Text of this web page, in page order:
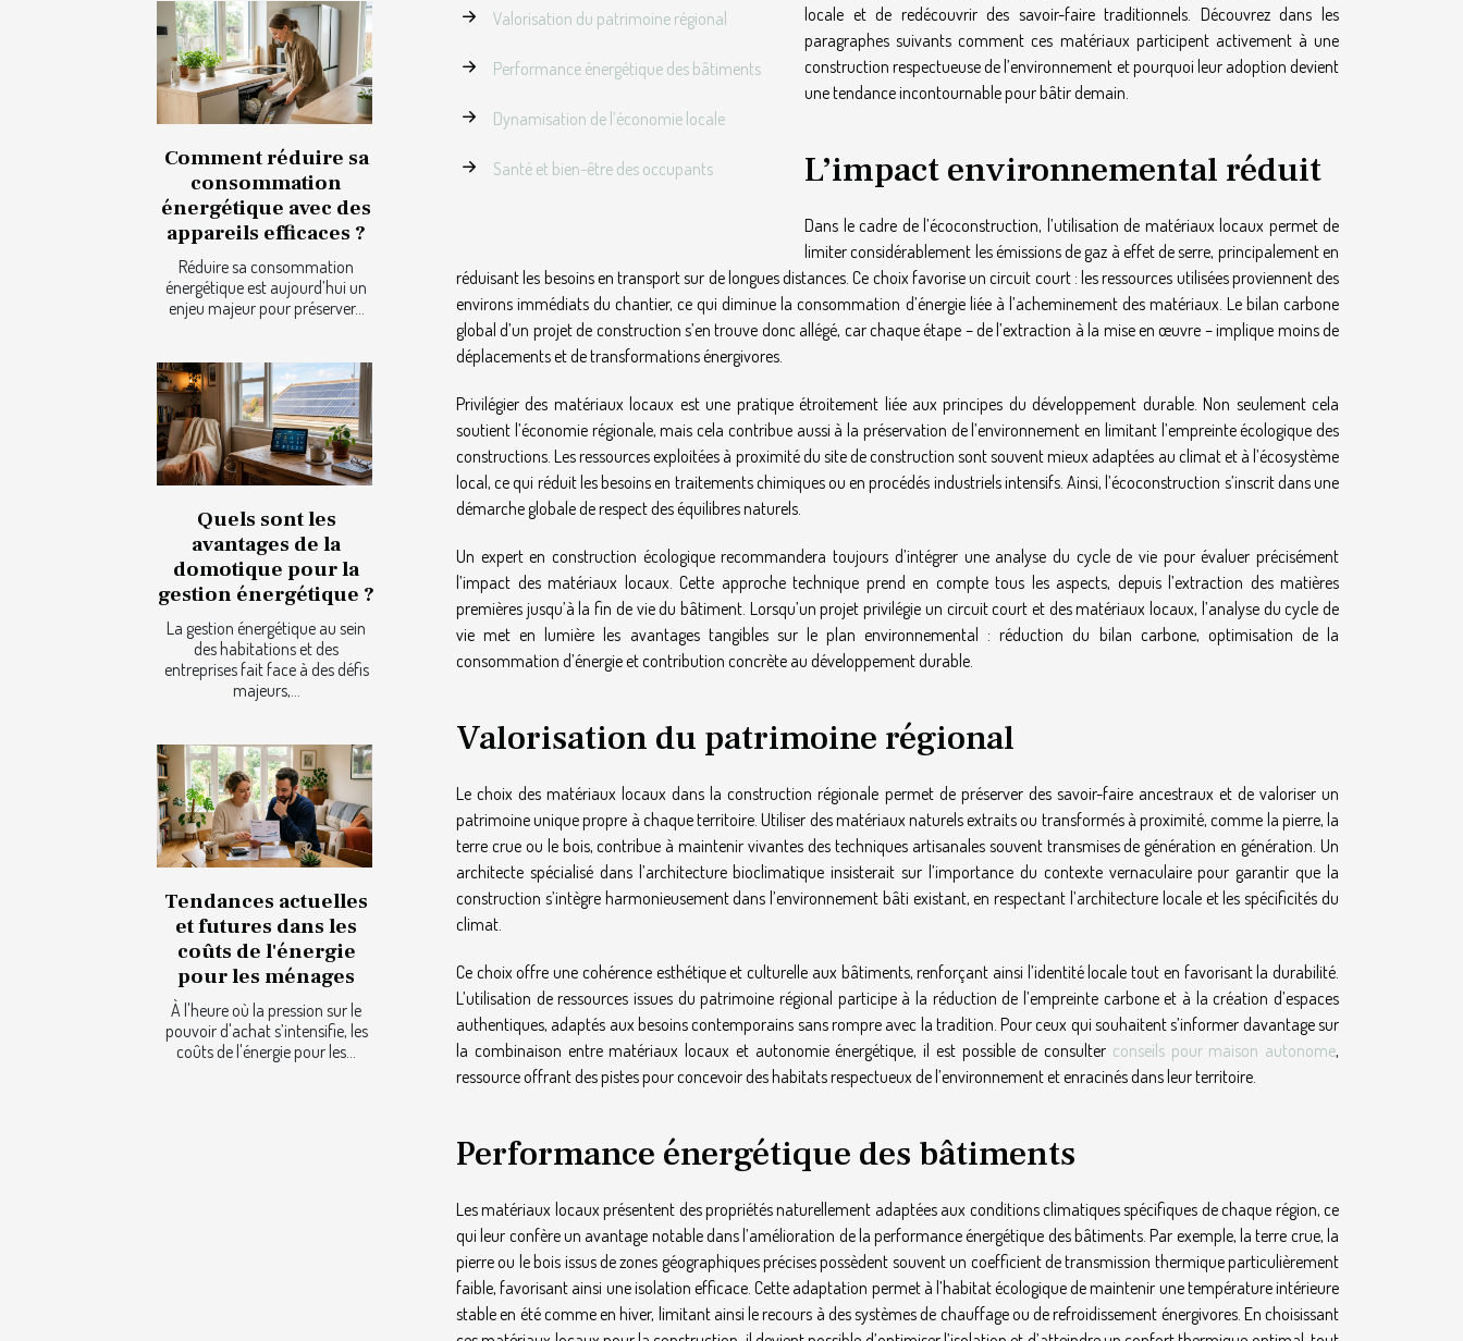
Comment réduire sa
consommation
énergétique avec des
appareils efficaces ?
Réduire sa consommation
énergétique est aujourd’hui un
enjeu majeur pour préserver...
Quels sont les
avantages de la
domotique pour la
gestion énergétique ?
La gestion énergétique au sein
des habitations et des
entreprises fait face à des défis
majeurs,...
Tendances actuelles
et futures dans les
coûts de l'énergie
pour les ménages
À l'heure où la pression sur le
pouvoir d'achat s’intensifie, les
coûts de l'énergie pour les...
Valorisation du patrimoine régional
Performance énergétique des bâtiments
Dynamisation de l’économie locale
Santé et bien-être des occupants
locale et de redécouvrir des savoir-faire traditionnels. Découvrez dans les
paragraphes suivants comment ces matériaux participent activement à une
construction respectueuse de l’environnement et pourquoi leur adoption devient
une tendance incontournable pour bâtir demain.
L’impact environnemental réduit
Dans le cadre de l’écoconstruction, l’utilisation de matériaux locaux permet de
limiter considérablement les émissions de gaz à effet de serre, principalement en
réduisant les besoins en transport sur de longues distances. Ce choix favorise un circuit court : les ressources utilisées proviennent des
environs immédiats du chantier, ce qui diminue la consommation d’énergie liée à l’acheminement des matériaux. Le bilan carbone
global d’un projet de construction s’en trouve donc allégé, car chaque étape – de l’extraction à la mise en œuvre – implique moins de
déplacements et de transformations énergivores.
Privilégier des matériaux locaux est une pratique étroitement liée aux principes du développement durable. Non seulement cela
soutient l’économie régionale, mais cela contribue aussi à la préservation de l’environnement en limitant l’empreinte écologique des
constructions. Les ressources exploitées à proximité du site de construction sont souvent mieux adaptées au climat et à l’écosystème
local, ce qui réduit les besoins en traitements chimiques ou en procédés industriels intensifs. Ainsi, l’écoconstruction s’inscrit dans une
démarche globale de respect des équilibres naturels.
Un expert en construction écologique recommandera toujours d’intégrer une analyse du cycle de vie pour évaluer précisément
l’impact des matériaux locaux. Cette approche technique prend en compte tous les aspects, depuis l’extraction des matières
premières jusqu’à la fin de vie du bâtiment. Lorsqu’un projet privilégie un circuit court et des matériaux locaux, l’analyse du cycle de
vie met en lumière les avantages tangibles sur le plan environnemental : réduction du bilan carbone, optimisation de la
consommation d’énergie et contribution concrète au développement durable.
Valorisation du patrimoine régional
Le choix des matériaux locaux dans la construction régionale permet de préserver des savoir-faire ancestraux et de valoriser un
patrimoine unique propre à chaque territoire. Utiliser des matériaux naturels extraits ou transformés à proximité, comme la pierre, la
terre crue ou le bois, contribue à maintenir vivantes des techniques artisanales souvent transmises de génération en génération. Un
architecte spécialisé dans l’architecture bioclimatique insisterait sur l’importance du contexte vernaculaire pour garantir que la
construction s’intègre harmonieusement dans l’environnement bâti existant, en respectant l’architecture locale et les spécificités du
climat.
Ce choix offre une cohérence esthétique et culturelle aux bâtiments, renforçant ainsi l’identité locale tout en favorisant la durabilité.
L’utilisation de ressources issues du patrimoine régional participe à la réduction de l’empreinte carbone et à la création d’espaces
authentiques, adaptés aux besoins contemporains sans rompre avec la tradition. Pour ceux qui souhaitent s’informer davantage sur
la combinaison entre matériaux locaux et autonomie énergétique, il est possible de consulter conseils pour maison autonome,
ressource offrant des pistes pour concevoir des habitats respectueux de l’environnement et enracinés dans leur territoire.
Performance énergétique des bâtiments
Les matériaux locaux présentent des propriétés naturellement adaptées aux conditions climatiques spécifiques de chaque région, ce
qui leur confère un avantage notable dans l’amélioration de la performance énergétique des bâtiments. Par exemple, la terre crue, la
pierre ou le bois issus de zones géographiques précises possèdent souvent un coefficient de transmission thermique particulièrement
faible, favorisant ainsi une isolation efficace. Cette adaptation permet à l’habitat écologique de maintenir une température intérieure
stable en été comme en hiver, limitant ainsi le recours à des systèmes de chauffage ou de refroidissement énergivores. En choisissant